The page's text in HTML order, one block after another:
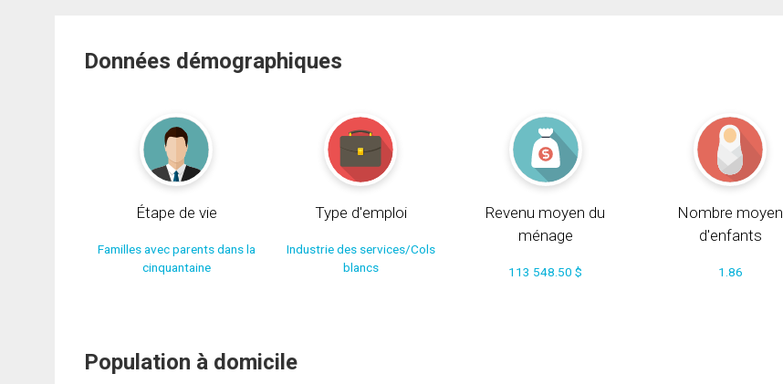
Données démographiques
Étape de vie
Familles avec parents dans la
cinquantaine
Type d'emploi
Industrie des services/Cols
blancs
Revenu moyen du
ménage
113 548.50 $
Nombre moyen
d'enfants
1.86
Population à domicile